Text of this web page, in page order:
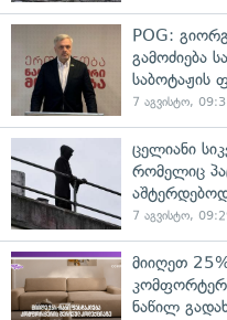
POG:
გამოძიება
საბოტაჟის
7 აგვისტო,
ცელიანი
რომელიც
7 აგვისტო,
მიიღეთ
ნაწილ